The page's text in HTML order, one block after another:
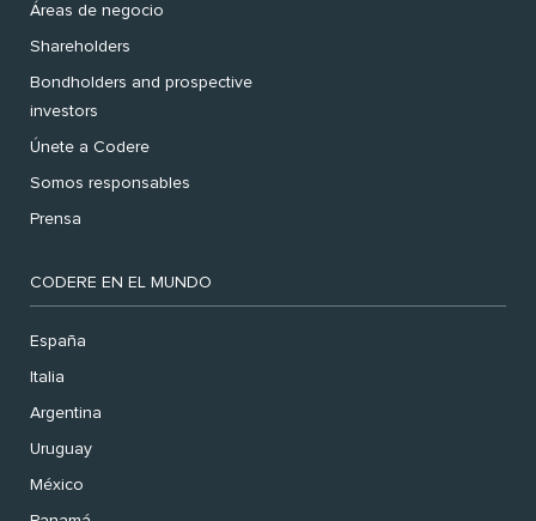
Áreas de negocio
Shareholders
Bondholders and prospective
investors
Únete a Codere
Somos responsables
Prensa
CODERE EN EL MUNDO
España
Italia
Argentina
Uruguay
México